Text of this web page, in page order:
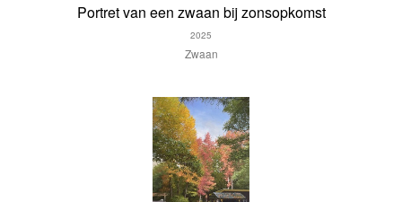
Portret van een zwaan bij zonsopkomst
2025
Zwaan